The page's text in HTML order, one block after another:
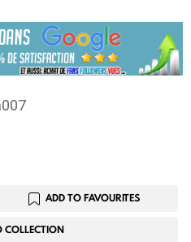
ADD TO FAVOURITES
COLLECTION